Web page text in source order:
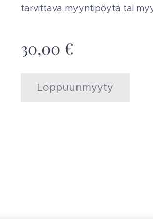
tarvittava myyntipöytä tai
30,00 €
Loppuunmyyty